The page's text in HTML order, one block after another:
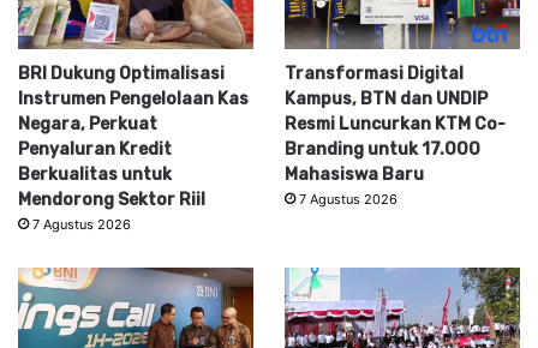
BRI Dukung Optimalisasi
Instrumen Pengelolaan Kas
Negara, Perkuat
Penyaluran Kredit
Berkualitas untuk
Mendorong Sektor Riil
7 Agustus 2026
Transformasi Digital
Kampus, BTN dan UNDIP
Resmi Luncurkan KTM Co-
Branding untuk 17.000
Mahasiswa Baru
7 Agustus 2026